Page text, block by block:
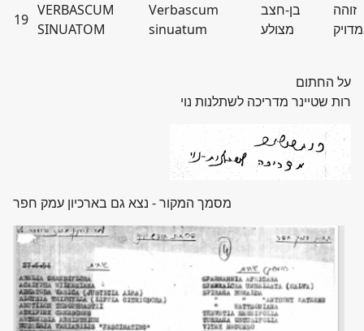
19
VERBASCUM
SINUATOM
Verbascum
sinuatum
בן-חצב
מצולע
זוהה
על החתום
רות שטיינר מדריכה לשתלנות נוי
מסמך המקור - נצא גם בארכיון עמק חפר